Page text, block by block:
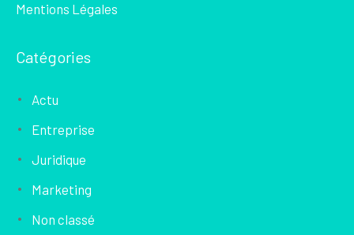
Mentions Légales
Catégories
Actu
Entreprise
Juridique
Marketing
Non classé